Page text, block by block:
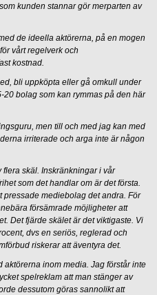
kunden stannar gör merparten av
de ideella aktörerna, på en mogen
vårt regelverk och
kostnad.
bli uppköpta eller gå omkull under
bolag som kan rymmas på den här
men till och med jag kan med
irriterade och arga inte är någon
skäl. Inskränkningar i vår
som det handlar om är det första.
pressade mediebolag det andra. För
försämrade möjligheter att
Det fjärde skälet är det viktigaste. Vi
dvs en seriös, reglerad och
riskerar att äventyra det.
aktörerna inom media. Jag förstår inte
spelreklam att man stänger av
dessutom göras sannolikt att